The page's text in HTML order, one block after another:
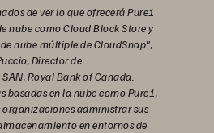
de ver lo que ofrecerá Pure1
nube como Cloud Block Store y
nube múltiple de CloudSnap",
Director de
Royal Bank of Canada.
basadas en la nube como Pure1,
organizaciones administrar sus
en entornos de